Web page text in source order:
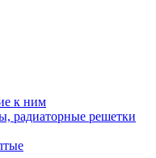
к ним
радиаторные решетки